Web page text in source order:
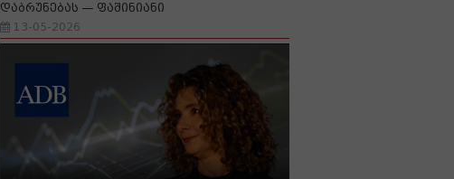
დაბრუნებას — ფაშინიანი
13-05-2026